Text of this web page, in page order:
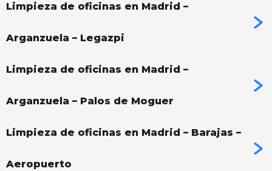
Limpieza de oficinas en Madrid –
Arganzuela – Legazpi
Limpieza de oficinas en Madrid –
Arganzuela – Palos de Moguer
Limpieza de oficinas en Madrid – Barajas –
Aeropuerto